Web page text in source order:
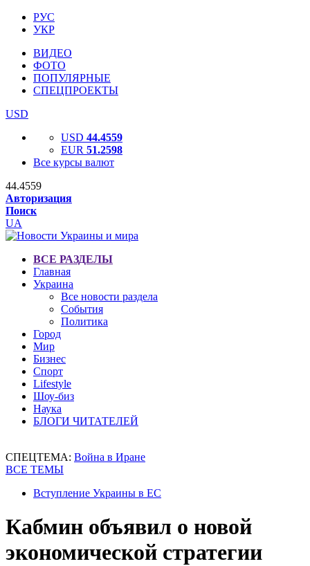
РУС
УКР
ВИДЕО
ФОТО
ПОПУЛЯРНЫЕ
СПЕЦПРОЕКТЫ
USD
USD 44.4559
EUR 51.2598
Все курсы валют
44.4559
Авторизация
Поиск
UA
ВСЕ РАЗДЕЛЫ
Главная
Украина
Все новости раздела
События
Политика
Город
Мир
Бизнес
Спорт
Lifestyle
Шоу-биз
Наука
БЛОГИ ЧИТАТЕЛЕЙ
СПЕЦТЕМА: Война в Иране
ВСЕ ТЕМЫ
Вступление Украины в ЕС
Кабмин объявил о новой
экономической стратегии